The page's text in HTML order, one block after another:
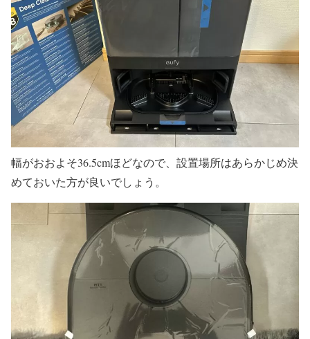
幅がおおよそ36.5cmほどなので、設置場所はあらかじめ決
めておいた方が良いでしょう。